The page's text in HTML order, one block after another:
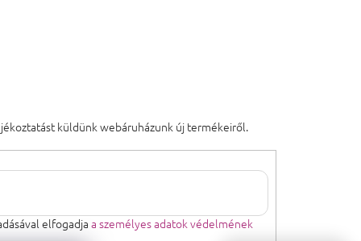
küldünk webáruházunk új termékeiről.
elfogadjaa személyes adatok védelmének